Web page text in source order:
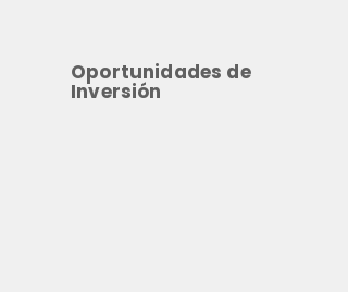
Oportunidades de
Inversión